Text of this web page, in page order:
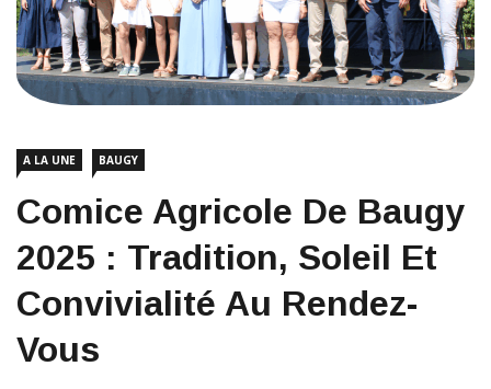
A LA UNE BAUGY
Comice Agricole De Baugy
2025 : Tradition, Soleil Et
Convivialité Au Rendez-
Vous